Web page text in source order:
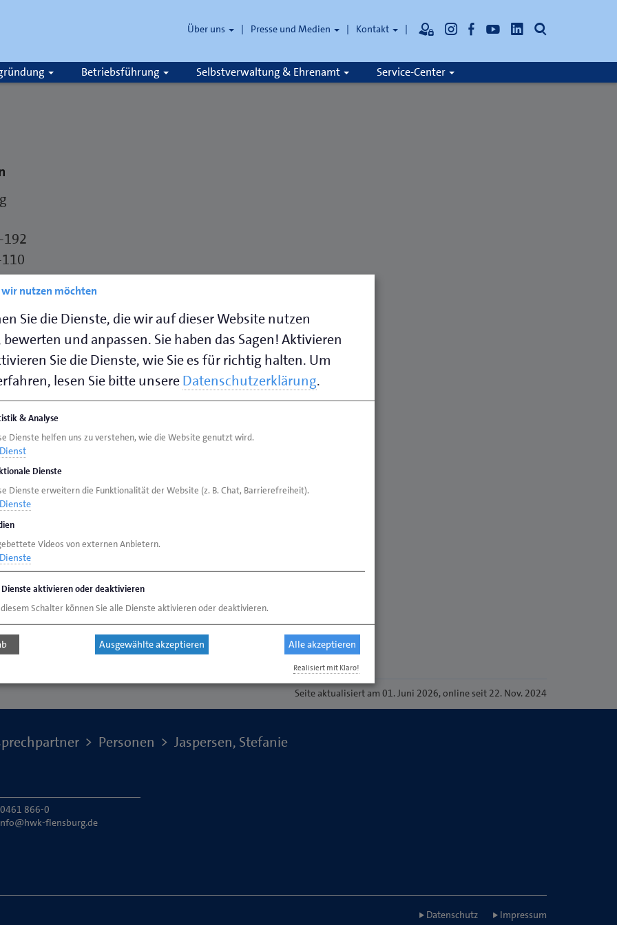
Über uns Presse und Medien Kontakt
Betriebsführung Selbstverwaltung & Ehrenamt Service-Center
192
flensburg.de
Flensburg
1-7
Uhr bis 12.30 Uhr
bis 16.30 Uhr
14.00 Uhr
(.vcf)
Seiteaktualisiert am 01. Juni 2026, online seit 22. Nov. 2024
Personen Jaspersen, Stefanie
866-0
flensburg.de
Datenschutz Impressum
nutzen möchten
Sie die Dienste, die wir auf dieser Website nutzen
und anpassen. Sie haben das Sagen! Aktivieren
Sie die Dienste, wie Sie es für richtig halten. Um
lesen Sie bitte unsereDatenschutzerklärung.
& Analyse
Dienste helfen uns zu verstehen, wie die Website genutzt wird.
Dienst
Dienste
Dienste erweitern die Funktionalität der Website (z. B. Chat, Barrierefreiheit).
Dienste
Videos von externen Anbietern.
Dienste
Dienste aktivieren oder deaktivieren
Schalter können Sie alle Dienste aktivieren oder deaktivieren.
Ausgewählte akzeptieren Alle akzeptieren
Realisiert mit Klaro!